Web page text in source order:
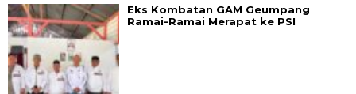
Eks Kombatan GAM Geumpang
Ramai-Ramai Merapat ke PSI